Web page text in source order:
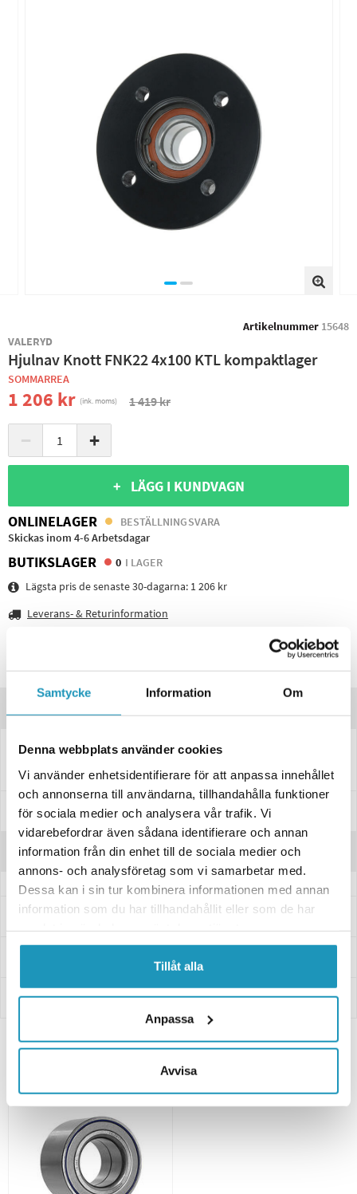
Samtycke Information Om
Denna webbplats använder cookies
Vi använder enhetsidentifierare för att anpassa innehållet
och annonserna till användarna, tillhandahålla funktioner
för sociala medier och analysera vår trafik. Vi
vidarebefordrar även sådana identifierare och annan
information från din enhet till de sociala medier och
annons- och analysföretag som vi samarbetar med.
Dessa kan i sin tur kombinera informationen med annan
information som du har tillhandahållit eller som de har
Tillåt alla
Anpassa
Avvisa
Artikelnummer 15648
VALERYD
Hjulnav Knott FNK22 4x100 KTL kompaktlager
SOMMARREA
1 206 kr (ink. moms) 1 419 kr
− +
+ LÄGG I KUNDVAGN
ONLINELAGER
BESTÄLLNINGSVARA
Skickas inom 4-6 Arbetsdagar
BUTIKSLAGER 0 I LAGER
Lägsta pris de senaste 30-dagarna: 1 206 kr
Leverans- & Returinformation
Frågor om produkten?
Hjulnav till släpvagn. Inkl lager.
Specifikationer
Recensioner
Frågor och svar
Leverans- & Returinformation
Betalning
Relaterade produkter